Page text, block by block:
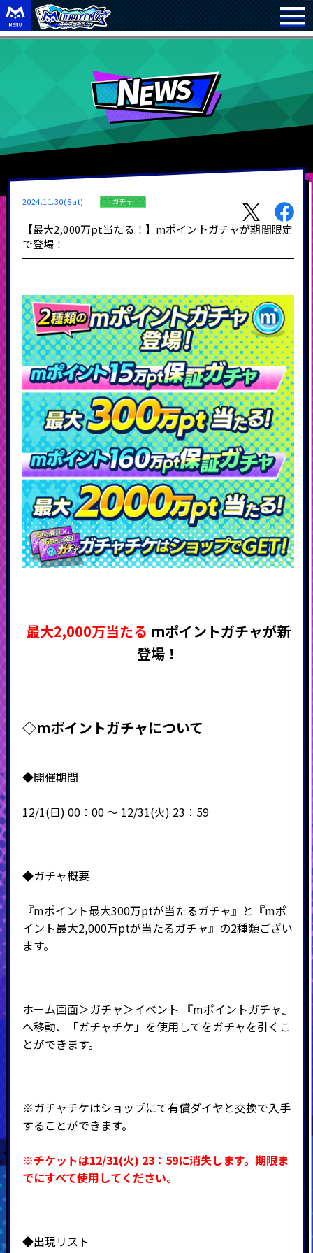
2024.11.30(Sat) ガチャ
【最大2,000万pt当たる！】mポイントガチャが期間限定
で登場！
最大2,000万当たる mポイントガチャが新
登場！
◇mポイントガチャについて
◆開催期間
12/1(日) 00：00 ～ 12/31(火) 23：59
◆ガチャ概要
『mポイント最大300万ptが当たるガチャ』と『mポ
イント最大2,000万ptが当たるガチャ』の2種類ござい
ます。
ホーム画面＞ガチャ＞イベント 『mポイントガチャ』
へ移動、「ガチャチケ」を使用してをガチャを引くこ
とができます。
※ガチャチケはショップにて有償ダイヤと交換で入手
することができます。
※チケットは12/31(火) 23：59に消失します。期限ま
でにすべて使用してください。
◆出現リスト